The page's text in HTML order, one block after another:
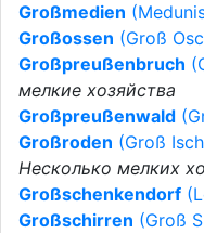
Großmedien
Großossen (Groß
Großpreußenbruch
мелкие хозяйства
Großpreußenwald
Großroden (Groß
Несколько мелких
Großschenkendorf
Großschirren (Groß